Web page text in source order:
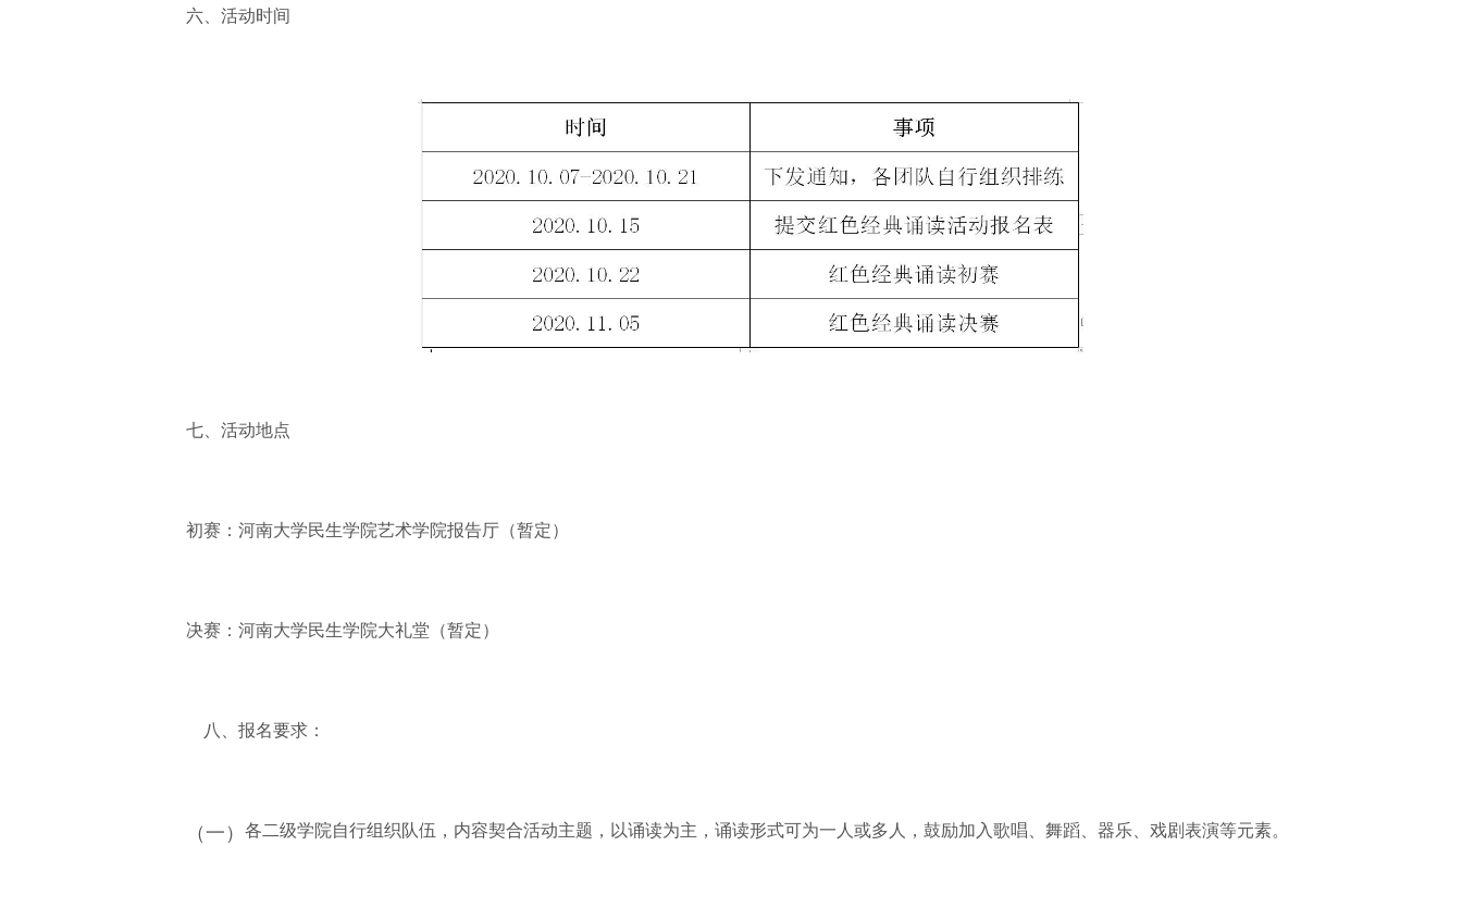
六、活动时间
七、活动地点
初赛：河南大学民生学院艺术学院报告厅（暂定）
决赛：河南大学民生学院大礼堂（暂定）
八、报名要求：
（一） 各二级学院自行组织队伍，内容契合活动主题，以诵读为主，诵读形式可为一人或多人，鼓励加入歌唱、舞蹈、器乐、戏剧表演等元素。